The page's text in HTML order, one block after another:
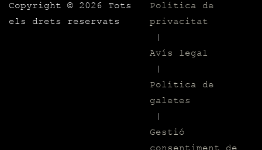
Copyright © 2026 Tots
els drets reservats
Política de
privacitat
|
Avís legal
|
Política de
galetes
|
Gestió